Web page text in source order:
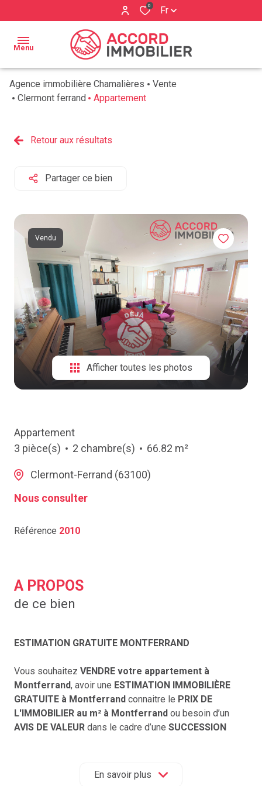
0 Fr
Menu
ACCUEIL
VENDRE
AVIS
CLIENTS
NOTRE
AGENCE
sommes
CONTACT
Agence immobilière Chamalières
Vente
Clermont ferrand
Appartement
Retour aux résultats
Partager ce bien
Vendu
Afficher toutes les photos
Appartement
3 pièce(s)
2 chambre(s) 66.82 m²
Clermont-Ferrand (63100)
Nous consulter
Référence 2010
A PROPOS
de ce bien
ESTIMATION GRATUITE MONTFERRAND
Vous souhaitez VENDRE votre appartement à
Montferrand, avoir une ESTIMATION IMMOBILIÈRE
GRATUITE à Montferrand connaitre le PRIX DE
L'IMMOBILIER au m² à Montferrand ou besoin d’un
AVIS DE VALEUR dans le cadre d’une SUCCESSION
ACCORD IMMOBILIER 63 au 04 73 29 98 26
pour accéder au formulaire,
En savoir plus